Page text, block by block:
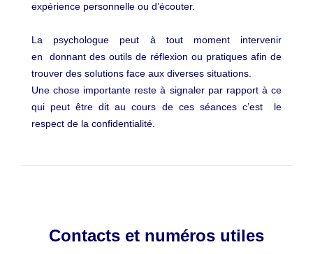
expérience personnelle ou d’écouter.
La psychologue peut à tout moment intervenir
en donnant des outils de réflexion ou pratiques afin de
trouver des solutions face aux diverses situations.
Une chose importante reste à signaler par rapport à ce
qui peut être dit au cours de ces séances c’est le
respect de la confidentialité.
Contacts et numéros utiles